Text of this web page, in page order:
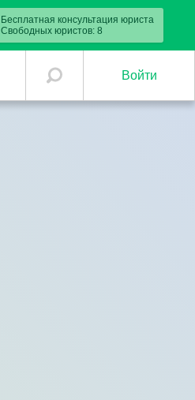
Бесплатная консультация юриста
Свободных юристов: 8
Войти